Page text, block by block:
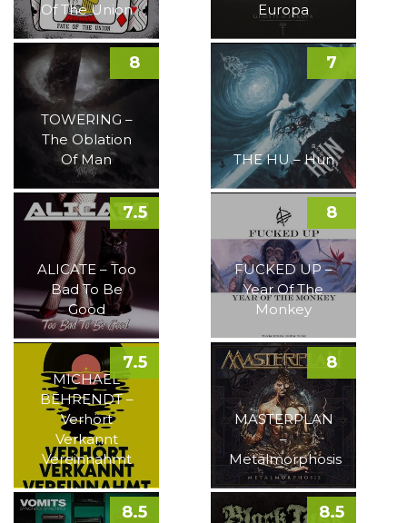
Of The Union
Europa
TOWERING –
The Oblation
Of Man
8
THE HU – Hun
7
ALICATE – Too
Bad To Be
Good
7.5
FUCKED UP –
Year Of The
Monkey
8
MICHAEL
BEHRENDT –
Verhört
Verkannt
Vereinnahmt
7.5
MASTERPLAN
–
Metalmorphosis
8
8.5 8.5